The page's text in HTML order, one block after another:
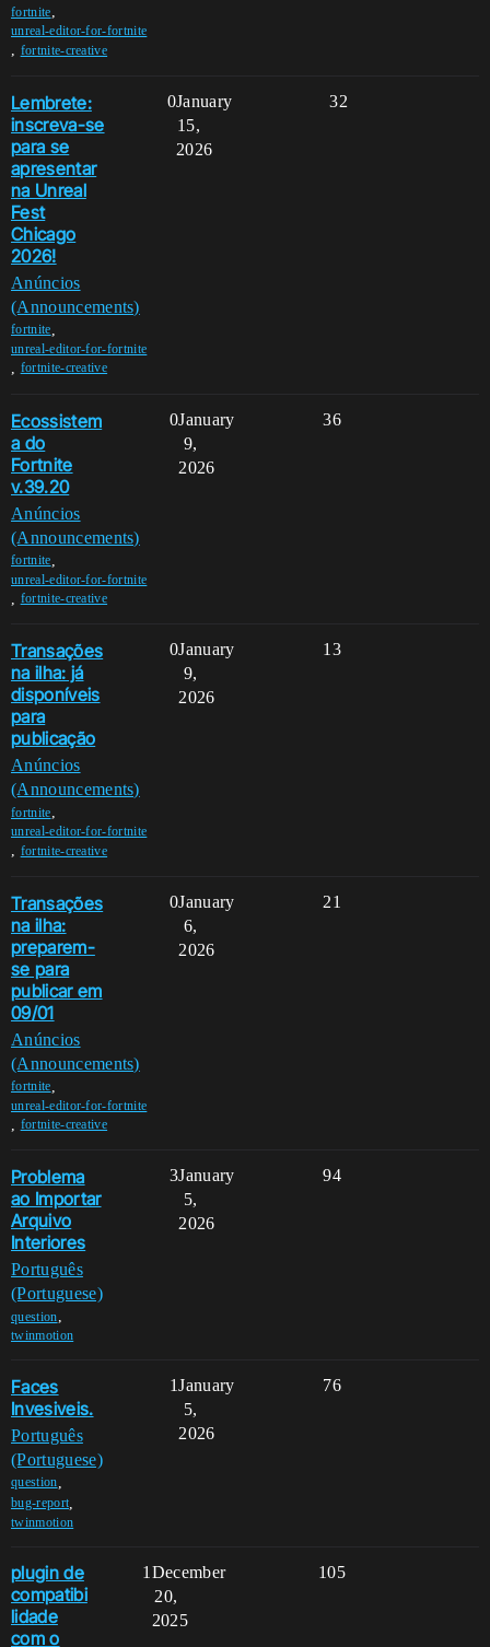
fortnite,
unreal-editor-for-fortnite
, fortnite-creative
Lembrete:
inscreva-se
para se
apresentar
na Unreal
Fest
Chicago
2026!
Anúncios
(Announcements)
fortnite
unreal-editor-for-fortnite
fortnite-creative
0 32
January
15,
2026
Ecossistem
a do
Fortnite
v.39.20
Anúncios
(Announcements)
fortnite
unreal-editor-for-fortnite
fortnite-creative
0 36
January
9,
2026
Transações
na ilha: já
disponíveis
para
publicação
Anúncios
(Announcements)
fortnite,
unreal-editor-for-fortnite
, fortnite-creative
0 13
January
9,
2026
Transações
na ilha:
preparem-
se para
publicar em
09/01
Anúncios
(Announcements)
fortnite
unreal-editor-for-fortnite
fortnite-creative
0 21
January
6,
2026
Problema
ao Importar
Arquivo
Interiores
Português
(Portuguese)
question,
twinmotion
3 94
January
5,
2026
Faces
Invesiveis.
Português
(Portuguese)
question
bug-report
twinmotion
1 76
January
5,
2026
plugin de
compatibi
lidade
com o
1 105
December
20,
2025